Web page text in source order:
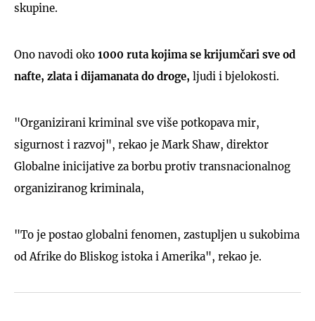
skupine.
Ono navodi oko 1000 ruta kojima se krijumčari sve od
nafte, zlata i dijamanata do droge, ljudi i bjelokosti.
"Organizirani kriminal sve više potkopava mir,
sigurnost i razvoj", rekao je Mark Shaw, direktor
Globalne inicijative za borbu protiv transnacionalnog
organiziranog kriminala,
"To je postao globalni fenomen, zastupljen u sukobima
od Afrike do Bliskog istoka i Amerika", rekao je.